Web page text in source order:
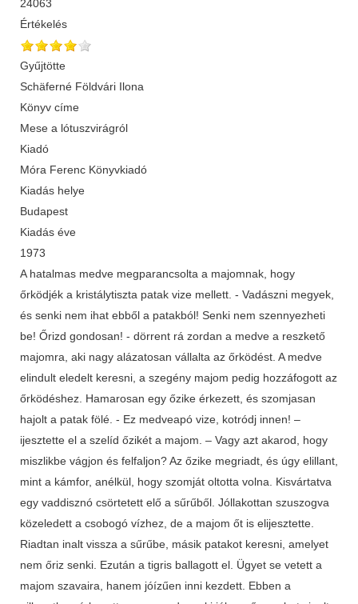
24063
Értékelés
Gyűjtötte
Schäferné Földvári Ilona
Könyv címe
Mese a lótuszvirágról
Kiadó
Móra Ferenc Könyvkiadó
Kiadás helye
Budapest
Kiadás éve
1973
A hatalmas medve megparancsolta a majomnak, hogy
őrködjék a kristálytiszta patak vize mellett. - Vadászni megyek,
és senki nem ihat ebből a patakból! Senki nem szennyezheti
be! Őrizd gondosan! - dörrent rá zordan a medve a reszkető
majomra, aki nagy alázatosan vállalta az őrködést. A medve
elindult eledelt keresni, a szegény majom pedig hozzáfogott az
őrködéshez. Hamarosan egy őzike érkezett, és szomjasan
hajolt a patak fölé. - Ez medveapó vize, kotródj innen! –
ijesztette el a szelíd őzikét a majom. – Vagy azt akarod, hogy
miszlikbe vágjon és felfaljon? Az őzike megriadt, és úgy elillant,
mint a kámfor, anélkül, hogy szomját oltotta volna. Kisvártatva
egy vaddisznó csörtetett elő a sűrűből. Jóllakottan szuszogva
közeledett a csobogó vízhez, de a majom őt is elijesztette.
Riadtan inalt vissza a sűrűbe, másik patakot keresni, amelyet
nem őriz senki. Ezután a tigris ballagott el. Ügyet se vetett a
majom szavaira, hanem jóízűen inni kezdett. Ebben a